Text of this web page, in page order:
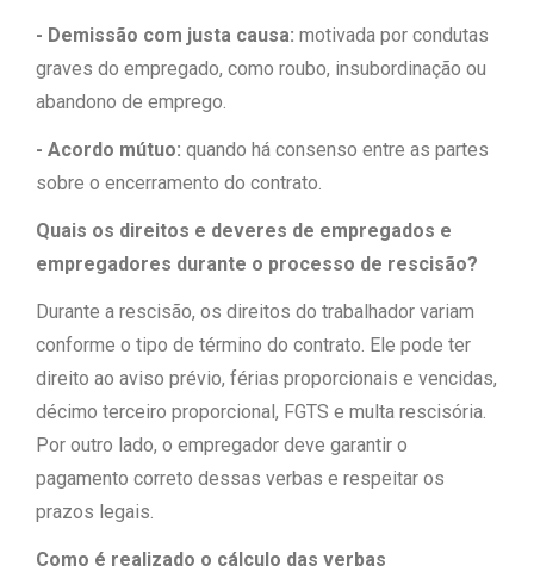
- Demissão com justa causa: motivada por condutas
graves do empregado, como roubo, insubordinação ou
abandono de emprego.
- Acordo mútuo: quando há consenso entre as partes
sobre o encerramento do contrato.
Quais os direitos e deveres de empregados e
empregadores durante o processo de rescisão?
Durante a rescisão, os direitos do trabalhador variam
conforme o tipo de término do contrato. Ele pode ter
direito ao aviso prévio, férias proporcionais e vencidas,
décimo terceiro proporcional, FGTS e multa rescisória.
Por outro lado, o empregador deve garantir o
pagamento correto dessas verbas e respeitar os
prazos legais.
Como é realizado o cálculo das verbas